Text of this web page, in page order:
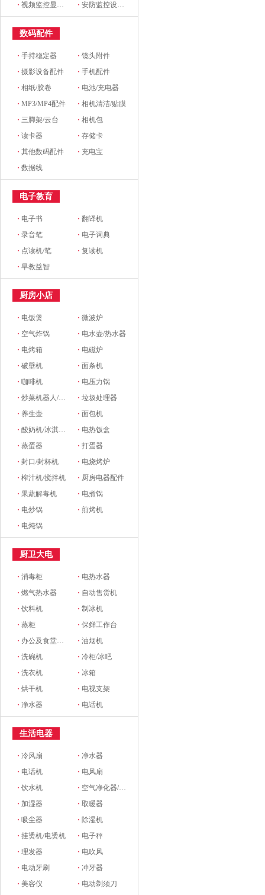
·视频监控显示设备及配件 ·安防监控设备及配件
数码配件
·手持稳定器 ·镜头附件
·摄影设备配件 ·手机配件
·相纸/胶卷 · 电池/充电器
·MP3/MP4配件 ·相机清洁/贴膜
·三脚架/云台 ·相机包
·读卡器 ·存储卡
·其他数码配件 · 充电宝
·数据线
电子教育
· 电子书 ·翻译机
·录音笔 · 电子词典
· 点读机/笔 ·复读机
·早教益智
厨房小店
· 电饭煲 ·微波炉
· 空气炸锅 · 电水壶/热水器
· 电烤箱 · 电磁炉
·破壁机 ·面条机
·咖啡机 · 电压力锅
·炒菜机器人/料理机 ·垃圾处理器
· 养生壶 ·面包机
·酸奶机/冰淇淋机 · 电热饭盒
·蒸蛋器 ·打蛋器
·封口/封杯机 · 电烧烤炉
·榨汁机/搅拌机 · 厨房电器配件
·果蔬解毒机 · 电煮锅
· 电炒锅 ·煎烤机
· 电炖锅
厨卫大电
·消毒柜 · 电热水器
·燃气热水器 · 自动售货机
·饮料机 ·制冰机
·蒸柜 ·保鲜工作台
· 办公及食堂开水器 ·油烟机
·洗碗机 ·冷柜/冰吧
·洗衣机 ·冰箱
·烘干机 · 电视支架
·净水器 · 电话机
生活电器
·冷风扇 ·净水器
· 电话机 · 电风扇
·饮水机 · 空气净化器/新风系统
· 加湿器 ·取暖器
·吸尘器 · 除湿机
·挂烫机/电烫机 · 电子秤
·理发器 · 电吹风
· 电动牙刷 ·冲牙器
·美容仪 · 电动剃须刀